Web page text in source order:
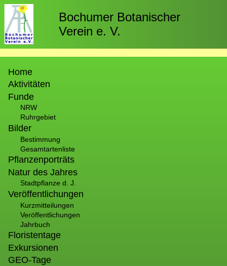
Direkt
zum
Inhalt
Bochumer Botanischer
Verein e. V.
Home
Aktivitäten
Funde
NRW
Ruhrgebiet
Bilder
Bestimmung
Gesamtartenliste
Pflanzenporträts
Natur des Jahres
Stadtpflanze d. J.
Veröffentlichungen
Kurzmitteilungen
Veröffentlichungen
Jahrbuch
Floristentage
Exkursionen
GEO-Tage